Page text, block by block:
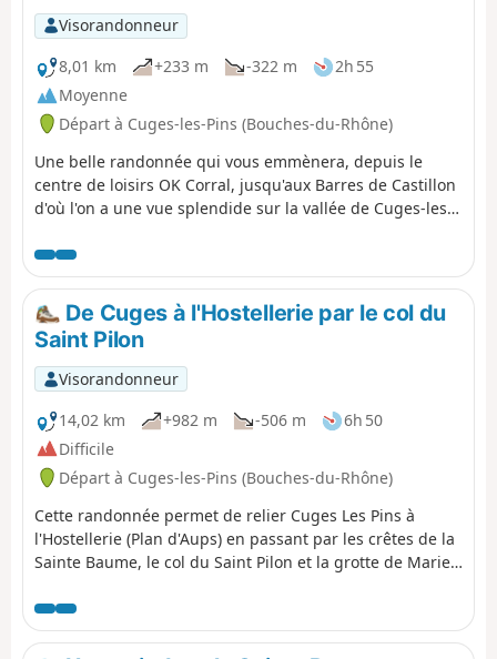
Visorandonneur
8,01 km
+233 m -322 m
2h 55
Moyenne
Départ à Cuges-les-Pins (Bouches-du-Rhône)
Une belle randonnée qui vous emmènera, depuis le
centre de loisirs OK Corral, jusqu'aux Barres de Castillon
d'où l'on a une vue splendide sur la vallée de Cuges-les-
du parcours, la randonnée redescend vers le village de
Cuges. Elle est accessible à ses deux extrémités par le
réseau de transport en commun gratuit du Pays
d'Aubagne et de l'Étoile, ligne 11.
De Cuges à l'Hostellerie par le col du
Saint Pilon
Visorandonneur
14,02 km
+982 m -506 m
6h 50
Difficile
Départ à Cuges-les-Pins (Bouches-du-Rhône)
Cette randonnée permet de relier Cuges Les Pins à
l'Hostellerie (Plan d'Aups) en passant par les crêtes de la
Sainte Baume, le col du Saint Pilon et la grotte de Marie
sont magnifiques. La grotte de Marie Madeleine est
chargée d'histoire et de spiritualité puisque c'est là que
la sainte est censée avoir passé les 30 dernières années